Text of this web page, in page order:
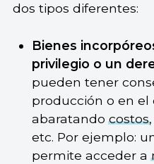
dos tipos diferentes:
Bienes
privilegio o un
pueden tener
producción o en el
abaratandocostos
etc. Por ejemplo:
permite acceder a